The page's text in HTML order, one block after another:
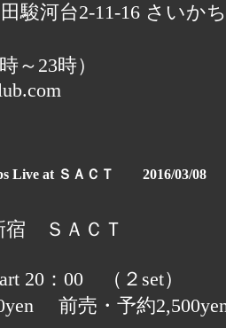
駿河台2-11-16 さいか
～23時）
Live at ＳＡＣＴ 2016/03/08
宿 ＳＡＣＴ
20：00 （２set）
前売・予約